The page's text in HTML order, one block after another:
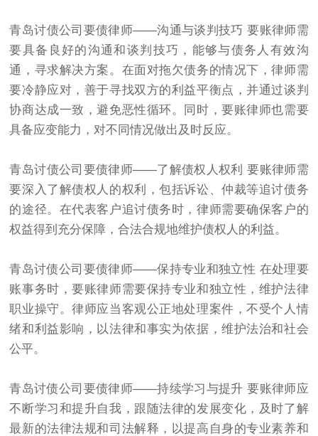
青岛讨债公司 要债律师——沟通与谈判技巧 要账律师需
要具备良好的沟通和谈判技巧，能够与债务人有效沟
通，寻求解决方案。在面对拖欠债务的情况下，律师需
要冷静应对，善于寻找双方的利益平衡点，并通过谈判
协商达成一致，避免恶性循环。同时，要账律师也需要
具备应变能力，对不同情况做出及时反应。
青岛讨债公司要债律师——了解债权人权利 要账律师需
要深入了解债权人的权利，包括诉讼、仲裁等追讨债务
的途径。在代表客户追讨债务时，律师需要确保客户的
权益得到充分保障，合法合规地维护债权人的利益。
青岛讨债公司要债律师——保持专业和独立性 在处理要
账事务时，要账律师需要保持专业和独立性，维护法律
职业操守。律师应当客观公正地处理案件，不受个人情
绪和利益影响，以法律和事实为依据，维护法治和社会
公平。
青岛讨债公司要债律师——持续学习与提升 要账律师应
不断学习和提升自我，跟随法律的发展变化，及时了解
最新的法律法规和司法解释，以提高自身的专业素养和